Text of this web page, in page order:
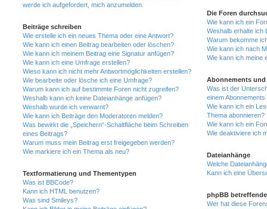
werde ich aufgefordert, mich anzumelden.
Beiträge schreiben
Wie erstelle ich ein neues Thema oder eine Antwort?
Wie kann ich einen Beitrag bearbeiten oder löschen?
Wie kann ich meinem Beitrag eine Signatur anfügen?
Wie kann ich eine Umfrage erstellen?
Wieso kann ich nicht mehr Antwortmöglichkeiten erstellen?
Wie bearbeite oder lösche ich eine Umfrage?
Warum kann ich auf bestimmte Foren nicht zugreifen?
Weshalb kann ich keine Dateianhänge anfügen?
Weshalb wurde ich verwarnt?
Wie kann ich Beiträge den Moderatoren melden?
Was bewirkt die „Speichern“-Schaltfläche beim Schreiben
eines Beitrags?
Warum muss mein Beitrag erst freigegeben werden?
Wie markiere ich ein Thema als neu?
Textformatierung und Thementypen
Was ist BBCode?
Kann ich HTML benutzen?
Was sind Smileys?
Die Foren
Wie kann ich ein
Weshalb erhalte ich
Warum bekomme
Wie kann ich nach
Wie kann ich meine
Abonnements und
Was ist der
einem
Wie kann ich ein
Thema abonnieren?
Wie kann ich ein
Wie deaktiviere ich
Dateianhänge
Welche
Kann ich eine
phpBB
Wer hat diese